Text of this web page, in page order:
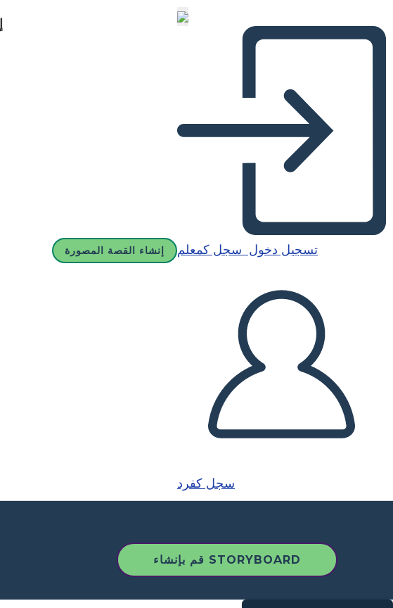
إنشاء القصة المصورة تسجيل دخول سجل كمعلم
سجل كفرد
قم بإنشاء STORYBOARD